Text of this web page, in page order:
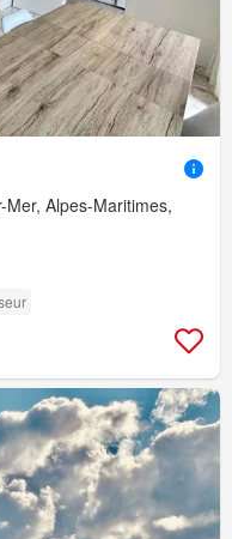
Alpes-Maritimes,